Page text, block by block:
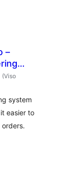
–
(Viso
system
easier to